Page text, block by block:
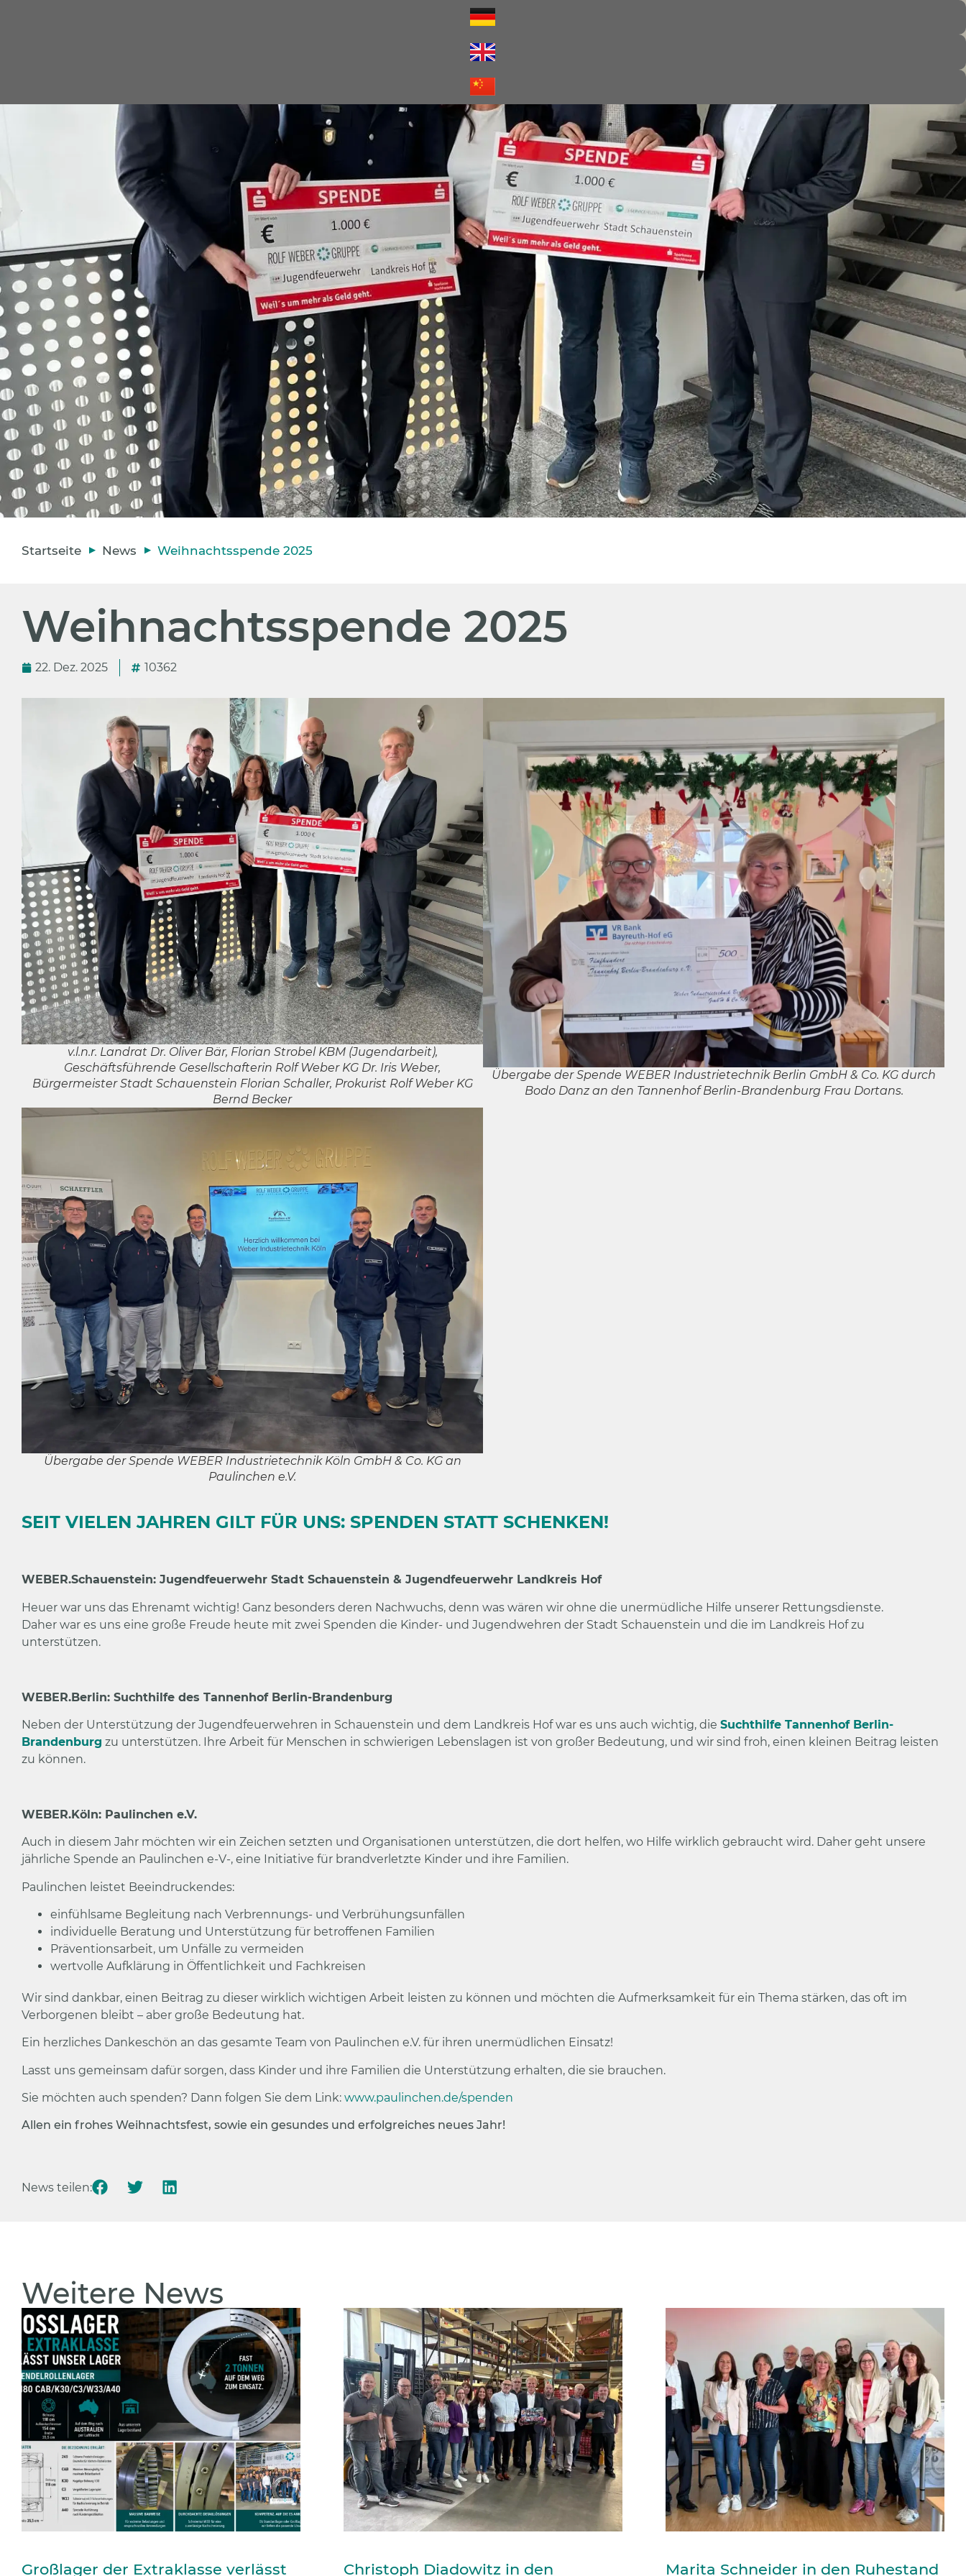
Startseite News Weihnachtsspende 2025
Weihnachtsspende 2025
22. Dez. 2025 10362
v.l.n.r. Landrat Dr. Oliver Bär, Florian Strobel KBM (Jugendarbeit),
Geschäftsführende Gesellschafterin Rolf Weber KG Dr. Iris Weber,
Bürgermeister Stadt Schauenstein Florian Schaller, Prokurist Rolf Weber KG
Bernd Becker
Übergabe der Spende WEBER Industrietechnik Berlin GmbH & Co. KG durch
Bodo Danz an den Tannenhof Berlin-Brandenburg Frau Dortans.
Übergabe der Spende WEBER Industrietechnik Köln GmbH & Co. KG an
Paulinchen e.V.
SEIT VIELEN JAHREN GILT FÜR UNS: SPENDEN STATT SCHENKEN!
WEBER.Schauenstein: Jugendfeuerwehr Stadt Schauenstein & Jugendfeuerwehr Landkreis Hof
Heuer war uns das Ehrenamt wichtig! Ganz besonders deren Nachwuchs, denn was wären wir ohne die unermüdliche Hilfe unserer Rettungsdienste.
Daher war es uns eine große Freude heute mit zwei Spenden die Kinder- und Jugendwehren der Stadt Schauenstein und die im Landkreis Hof zu
unterstützen.
WEBER.Berlin: Suchthilfe des Tannenhof Berlin-Brandenburg
Neben der Unterstützung der Jugendfeuerwehren in Schauenstein und dem Landkreis Hof war es uns auch wichtig, die Suchthilfe Tannenhof Berlin-
Brandenburg zu unterstützen. Ihre Arbeit für Menschen in schwierigen Lebenslagen ist von großer Bedeutung, und wir sind froh, einen kleinen Beitrag leisten
zu können.
WEBER.Köln: Paulinchen e.V.
Auch in diesem Jahr möchten wir ein Zeichen setzten und Organisationen unterstützen, die dort helfen, wo Hilfe wirklich gebraucht wird. Daher geht unsere
jährliche Spende an Paulinchen e-V-, eine Initiative für brandverletzte Kinder und ihre Familien.
Paulinchen leistet Beeindruckendes:
einfühlsame Begleitung nach Verbrennungs- und Verbrühungsunfällen
individuelle Beratung und Unterstützung für betroffenen Familien
Präventionsarbeit, um Unfälle zu vermeiden
wertvolle Aufklärung in Öffentlichkeit und Fachkreisen
Wir sind dankbar, einen Beitrag zu dieser wirklich wichtigen Arbeit leisten zu können und möchten die Aufmerksamkeit für ein Thema stärken, das oft im
Verborgenen bleibt – aber große Bedeutung hat.
Ein herzliches Dankeschön an das gesamte Team von Paulinchen e.V. für ihren unermüdlichen Einsatz!
Lasst uns gemeinsam dafür sorgen, dass Kinder und ihre Familien die Unterstützung erhalten, die sie brauchen.
Sie möchten auch spenden? Dann folgen Sie dem Link: www.paulinchen.de/spenden
Allen ein frohes Weihnachtsfest, sowie ein gesundes und erfolgreiches neues Jahr!
News teilen:
Weitere News
Großlager der Extraklasse verlässt Christoph Diadowitz in den Marita Schneider in den Ruhestand